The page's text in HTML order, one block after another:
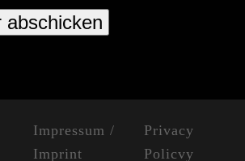
Impressum /
Imprint
Privacy
Policvy